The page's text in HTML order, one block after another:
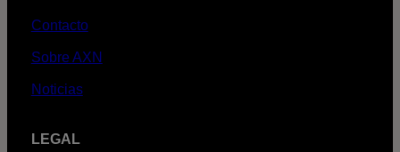
Contacto
Sobre AXN
Noticias
LEGAL